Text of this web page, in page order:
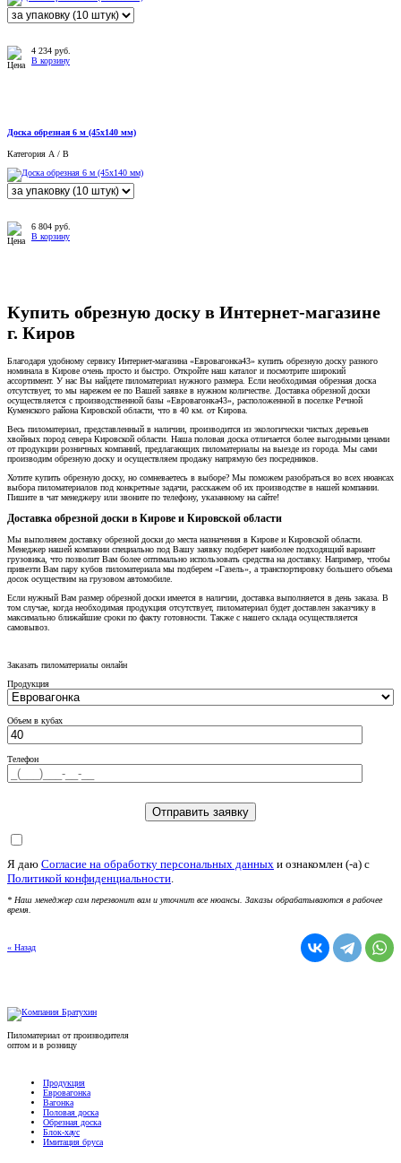
4 234 руб.
В корзину
Доска обрезная 6 м (45x140 мм)
Категория А / B
6 804 руб.
В корзину
Купить обрезную доску в Интернет-магазине
г. Киров
Благодаря удобному сервису Интернет-магазина «Евровагонка43» купить обрезную доску разного
номинала в Кирове очень просто и быстро. Откройте наш каталог и посмотрите широкий
ассортимент. У нас Вы найдете пиломатериал нужного размера. Если необходимая обрезная доска
отсутствует, то мы нарежем ее по Вашей заявке в нужном количестве. Доставка обрезной доски
осуществляется с производственной базы «Евровагонка43», расположенной в поселке Речной
Куменского района Кировской области, что в 40 км. от Кирова.
Весь пиломатериал, представленный в наличии, производится из экологически чистых деревьев
хвойных пород севера Кировской области. Наша половая доска отличается более выгодными ценами
от продукции розничных компаний, предлагающих пиломатериалы на выезде из города. Мы сами
производим обрезную доску и осуществляем продажу напрямую без посредников.
Хотите купить обрезную доску, но сомневаетесь в выборе? Мы поможем разобраться во всех нюансах
выбора пиломатериалов под конкретные задачи, расскажем об их производстве в нашей компании.
Пишите в чат менеджеру или звоните по телефону, указанному на сайте!
Доставка обрезной доски в Кирове и Кировской области
Мы выполняем доставку обрезной доски до места назначения в Кирове и Кировской области.
Менеджер нашей компании специально под Вашу заявку подберет наиболее подходящий вариант
грузовика, что позволит Вам более оптимально использовать средства на доставку. Например, чтобы
привезти Вам пару кубов пиломатериала мы подберем «Газель», а транспортировку большего объема
досок осуществим на грузовом автомобиле.
Если нужный Вам размер обрезной доски имеется в наличии, доставка выполняется в день заказа. В
том случае, когда необходимая продукция отсутствует, пиломатериал будет доставлен заказчику в
максимально ближайшие сроки по факту готовности. Также с нашего склада осуществляется
самовывоз.
Заказать пиломатериалы онлайн
Продукция
Объем в кубах
Телефон
Я даю Согласие на обработку персональных данных и ознакомлен (-а) c
Политикой конфиденциальности.
* Наш менеджер сам перезвонит вам и уточнит все нюансы. Заказы обрабатываются в рабочее
время.
« Назад
Пиломатериал от производителя
оптом и в розницу
Продукция
Евровагонка
Вагонка
Половая доска
Обрезная доска
Блок-хаус
Имитация бруса